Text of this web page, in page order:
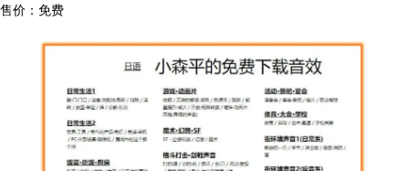
售价：免费